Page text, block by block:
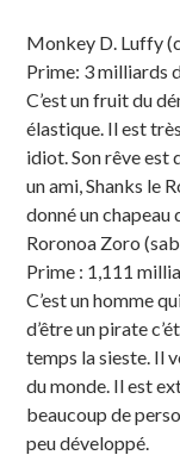
Monkey D. Luffy
Prime: 3 milliards
C’est un fruit du
élastique. Il est
idiot. Son rêve est
un ami, Shanks le
donné un chapeau
Roronoa Zoro
Prime : 1,111
C’est un homme
d’être un pirate
temps la sieste. Il
du monde. Il est
beaucoup de
peu développé.